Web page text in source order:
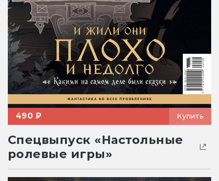
490 ₽ Купить
Спецвыпуск «Настольные
ролевые игры»